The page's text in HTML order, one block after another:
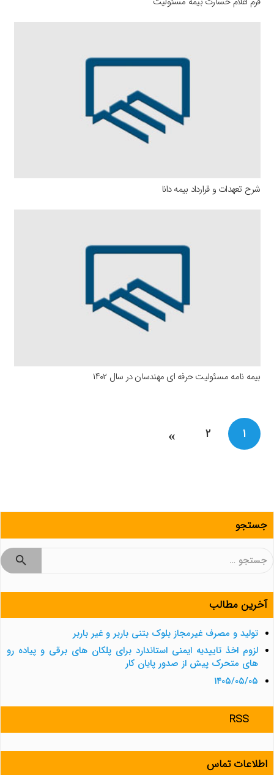
شرح تعهدات و قرارداد بیمه دانا
بیمه نامه مسئولیت حرفه ای مهندسان در سال ۱۴۰۲
راهبری
نوشته‌ها
1
2
جستجو
جستجو
آخرین مطالب
تولید و مصرف غیرمجاز بلوک بتنی باربر و غیر باربر
لزوم اخذ تاییدیه ایمنی استاندارد برای پلکان های برقی و پیاده رو
های متحرک پیش از صدور پایان کار
۱۴۰۵/۰۵/۰۵
RSS
اطلاعات تماس